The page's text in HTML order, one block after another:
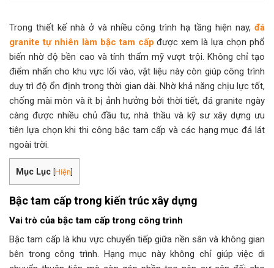
Trong thiết kế nhà ở và nhiều công trình hạ tầng hiện nay, đá
granite tự nhiên làm bậc tam cấp được xem là lựa chọn phổ
biến nhờ độ bền cao và tính thẩm mỹ vượt trội. Không chỉ tạo
điểm nhấn cho khu vực lối vào, vật liệu này còn giúp công trình
duy trì độ ổn định trong thời gian dài. Nhờ khả năng chịu lực tốt,
chống mài mòn và ít bị ảnh hưởng bởi thời tiết, đá granite ngày
càng được nhiều chủ đầu tư, nhà thầu và kỹ sư xây dựng ưu
tiên lựa chọn khi thi công bậc tam cấp và các hạng mục đá lát
ngoài trời.
Mục Lục [Hiện]
Bậc tam cấp trong kiến trúc xây dựng
Vai trò của bậc tam cấp trong công trình
Bậc tam cấp là khu vực chuyển tiếp giữa nền sân và không gian
bên trong công trình. Hạng mục này không chỉ giúp việc di